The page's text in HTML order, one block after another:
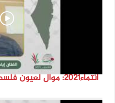
انتماء2021: موال لعيون فلسطين، الفنان اياد، فلسطين